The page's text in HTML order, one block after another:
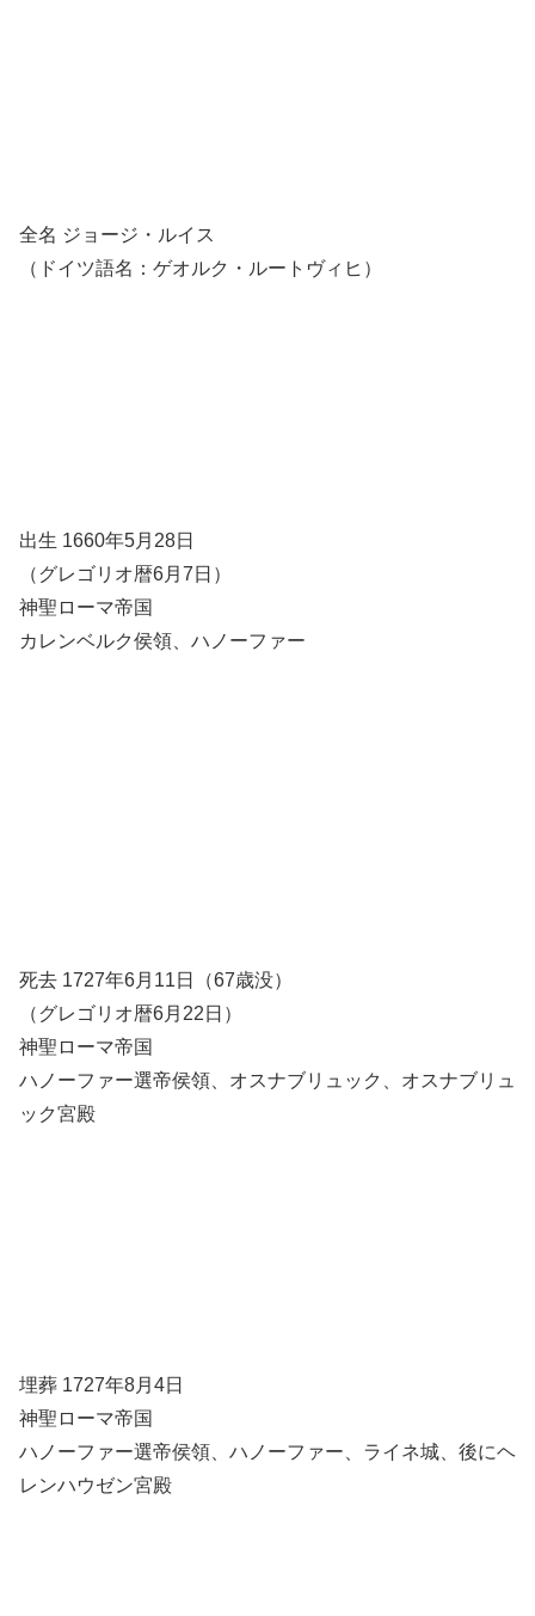
全名 ジョージ・ルイス
（ドイツ語名：ゲオルク・ルートヴィヒ）
出生 1660年5月28日
（グレゴリオ暦6月7日）
神聖ローマ帝国
カレンベルク侯領、ハノーファー
死去 1727年6月11日（67歳没）
（グレゴリオ暦6月22日）
神聖ローマ帝国
ハノーファー選帝侯領、オスナブリュック、オスナブリュ
ック宮殿
埋葬 1727年8月4日
神聖ローマ帝国
ハノーファー選帝侯領、ハノーファー、ライネ城、後にヘ
レンハウゼン宮殿